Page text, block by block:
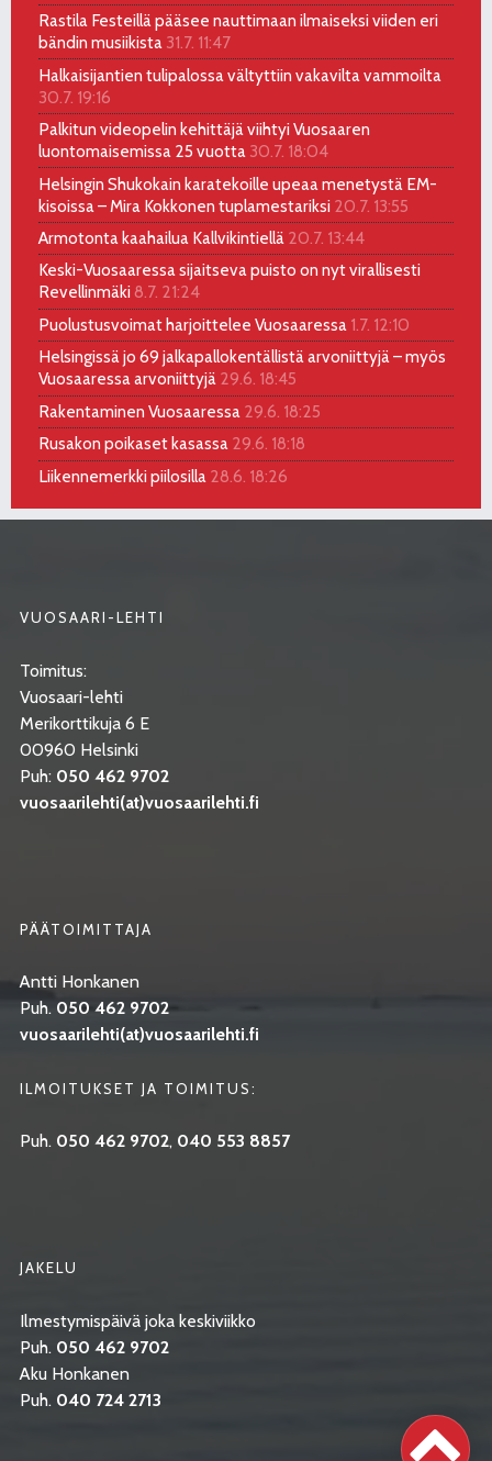
Rastila Festeillä pääsee nauttimaan ilmaiseksi viiden eri
bändin musiikista 31.7. 11:47
Halkaisijantien tulipalossa vältyttiin vakavilta vammoilta
30.7. 19:16
Palkitun videopelin kehittäjä viihtyi Vuosaaren
luontomaisemissa 25 vuotta 30.7. 18:04
Helsingin Shukokain karatekoille upeaa menetystä EM-
kisoissa – Mira Kokkonen tuplamestariksi 20.7. 13:55
Armotonta kaahailua Kallvikintiellä 20.7. 13:44
Keski-Vuosaaressa sijaitseva puisto on nyt virallisesti
Revellinmäki 8.7. 21:24
Puolustusvoimat harjoittelee Vuosaaressa 1.7. 12:10
Helsingissä jo 69 jalkapallokentällistä arvoniittyjä – myös
Vuosaaressa arvoniittyjä 29.6. 18:45
Rakentaminen Vuosaaressa 29.6. 18:25
Rusakon poikaset kasassa 29.6. 18:18
Liikennemerkki piilosilla 28.6. 18:26
VUOSAARI-LEHTI
Toimitus:
Vuosaari-lehti
Merikorttikuja 6 E
00960 Helsinki
Puh: 050 462 9702
vuosaarilehti(at)vuosaarilehti.fi
PÄÄTOIMITTAJA
Antti Honkanen
Puh. 050 462 9702
vuosaarilehti(at)vuosaarilehti.fi
ILMOITUKSET JA TOIMITUS:
Puh. 050 462 9702, 040 553 8857
JAKELU
Ilmestymispäivä joka keskiviikko
Puh. 050 462 9702
Aku Honkanen
Puh. 040 724 2713